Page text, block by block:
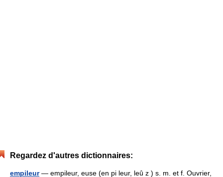
Regardez d'autres dictionnaires:
empileur— empileur, euse (en pi leur, leû z ) s. m. et f. Ouvrier,